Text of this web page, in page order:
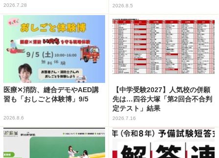
2026.7.28 2026.8.5
医療✕消防、縫合デモやAED講
習も「おしごと体験博」9/5
2026.8.6
【中学受験2027】人気校の併願
先は…四谷大塚「第2回合不合判
定テスト」結果
2026.7.16